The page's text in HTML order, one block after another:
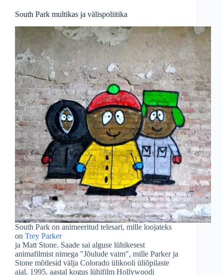
South Park multikas ja välispoliitika
South Park on animeeritud telesari, mille loojateks
on Trey Parker
ja Matt Stone. Saade sai alguse lühikesest
animafilmist nimega "Jõulude vaim", mille Parker ja
Stone mõtlesid välja Colorado ülikooli üliõpilaste
ajal. 1995. aastal kogus lühifilm Hollywoodi